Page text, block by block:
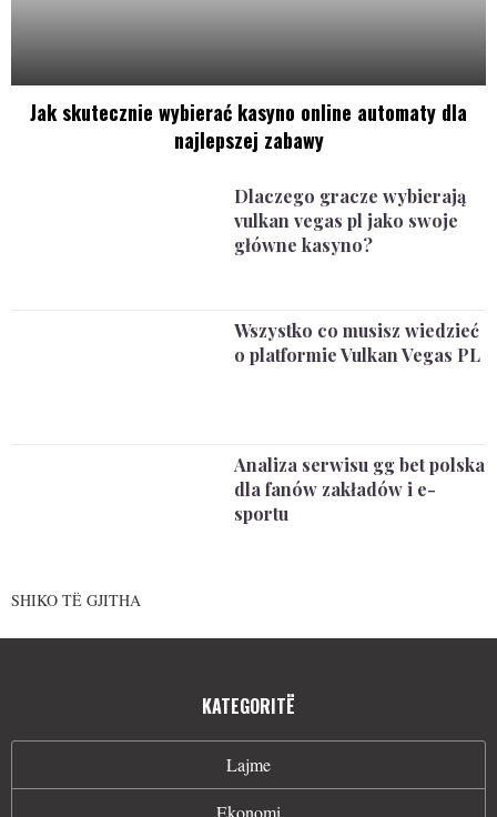
Jak skutecznie wybierać kasyno online automaty dla
najlepszej zabawy
Dlaczego gracze wybierają
vulkan vegas pl jako swoje
główne kasyno?
Wszystko co musisz wiedzieć
o platformie Vulkan Vegas PL
Analiza serwisu gg bet polska
dla fanów zakładów i e-
sportu
SHIKO TË GJITHA
KATEGORITË
Lajme
Ekonomi